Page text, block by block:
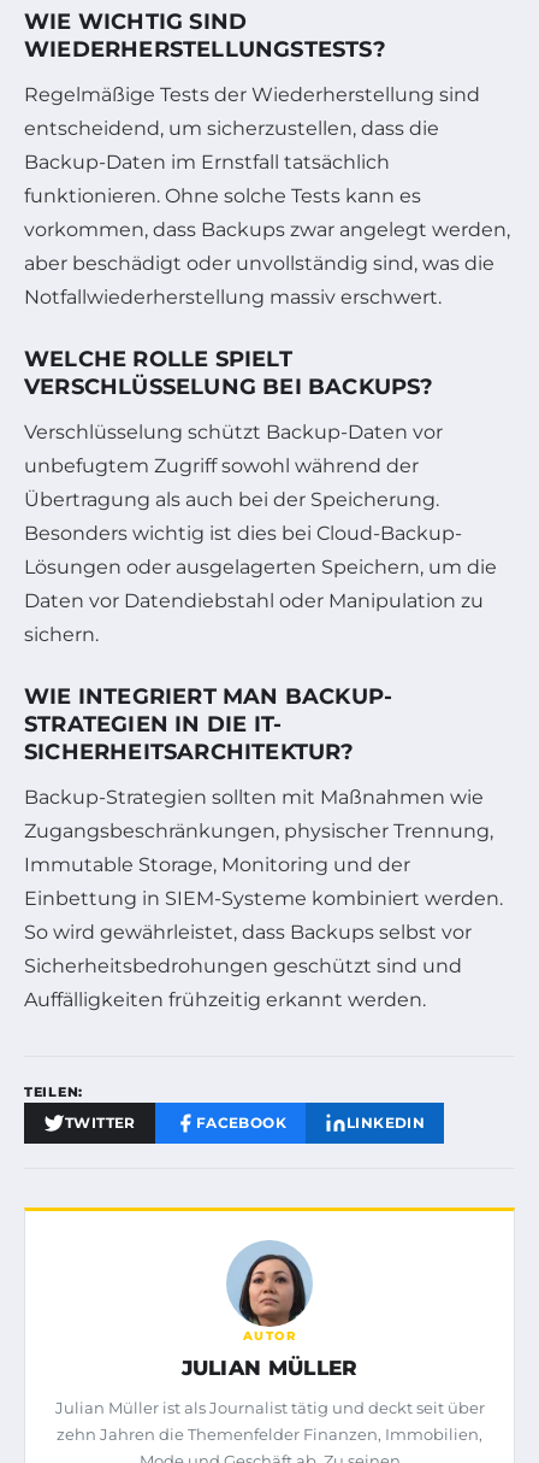
WIE WICHTIG SIND
WIEDERHERSTELLUNGSTESTS?
Regelmäßige Tests der Wiederherstellung sind
entscheidend, um sicherzustellen, dass die
Backup-Daten im Ernstfall tatsächlich
funktionieren. Ohne solche Tests kann es
vorkommen, dass Backups zwar angelegt werden,
aber beschädigt oder unvollständig sind, was die
Notfallwiederherstellung massiv erschwert.
WELCHE ROLLE SPIELT
VERSCHLÜSSELUNG BEI BACKUPS?
Verschlüsselung schützt Backup-Daten vor
unbefugtem Zugriff sowohl während der
Übertragung als auch bei der Speicherung.
Besonders wichtig ist dies bei Cloud-Backup-
Lösungen oder ausgelagerten Speichern, um die
Daten vor Datendiebstahl oder Manipulation zu
sichern.
WIE INTEGRIERT MAN BACKUP-
STRATEGIEN IN DIE IT-
SICHERHEITSARCHITEKTUR?
Backup-Strategien sollten mit Maßnahmen wie
Zugangsbeschränkungen, physischer Trennung,
Immutable Storage, Monitoring und der
Einbettung in SIEM-Systeme kombiniert werden.
So wird gewährleistet, dass Backups selbst vor
Sicherheitsbedrohungen geschützt sind und
Auffälligkeiten frühzeitig erkannt werden.
TEILEN:
TWITTER FACEBOOK LINKEDIN
AUTOR
JULIAN MÜLLER
Julian Müller ist als Journalist tätig und deckt seit über
zehn Jahren die Themenfelder Finanzen, Immobilien,